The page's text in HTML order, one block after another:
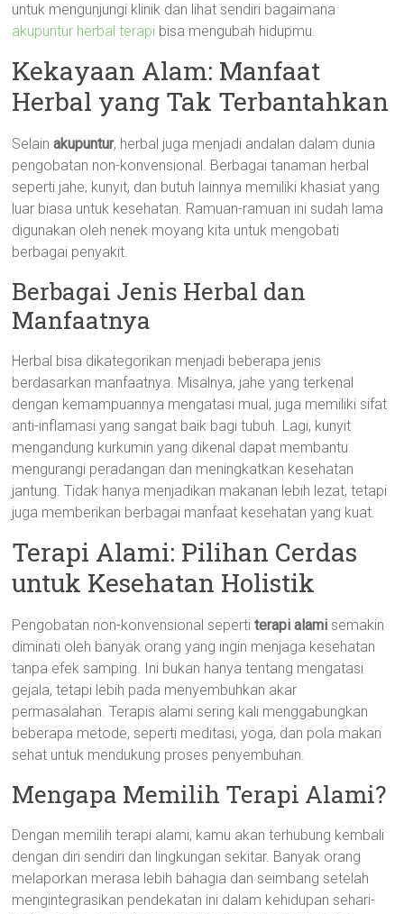
untuk mengunjungi klinik dan lihat sendiri bagaimana
akupuntur herbal terapi bisa mengubah hidupmu.
Kekayaan Alam: Manfaat
Herbal yang Tak Terbantahkan
Selainakupuntur, herbal juga menjadi andalan dalam dunia
pengobatan non-konvensional. Berbagai tanaman herbal
seperti jahe, kunyit, dan butuh lainnya memiliki khasiat yang
luar biasa untuk kesehatan. Ramuan-ramuan ini sudah lama
digunakan oleh nenek moyang kita untuk mengobati
berbagai penyakit.
Berbagai Jenis Herbal dan
Manfaatnya
Herbal bisa dikategorikan menjadi beberapa jenis
berdasarkan manfaatnya. Misalnya, jahe yang terkenal
dengan kemampuannya mengatasi mual, juga memiliki sifat
anti-inflamasi yang sangat baik bagi tubuh. Lagi, kunyit
mengandung kurkumin yang dikenal dapat membantu
mengurangi peradangan dan meningkatkan kesehatan
jantung. Tidak hanya menjadikan makanan lebih lezat, tetapi
juga memberikan berbagai manfaat kesehatan yang kuat.
Terapi Alami: Pilihan Cerdas
untuk Kesehatan Holistik
Pengobatan non-konvensional sepertiterapi alami semakin
diminati oleh banyak orang yang ingin menjaga kesehatan
tanpa efek samping. Ini bukan hanya tentang mengatasi
gejala, tetapi lebih pada menyembuhkan akar
permasalahan. Terapis alami sering kali menggabungkan
beberapa metode, seperti meditasi, yoga, dan pola makan
sehat untuk mendukung proses penyembuhan.
Mengapa Memilih Terapi Alami?
Dengan memilih terapi alami, kamu akan terhubung kembali
dengan diri sendiri dan lingkungan sekitar. Banyak orang
melaporkan merasa lebih bahagia dan seimbang setelah
mengintegrasikan pendekatan ini dalam kehidupan sehari-